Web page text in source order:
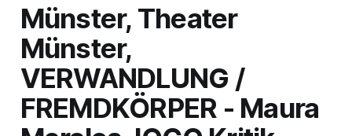
Münster, Theater
Münster,
VERWANDLUNG /
FREMDKÖRPER - Maura